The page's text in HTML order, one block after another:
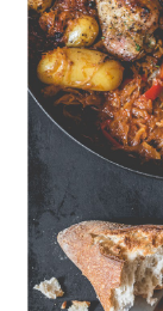
Geschmorte